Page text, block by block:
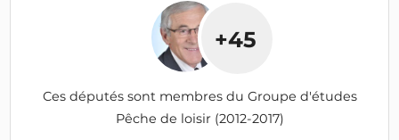
+45
Ces députés sont membres du Groupe d'études
Pêche de loisir (2012-2017)